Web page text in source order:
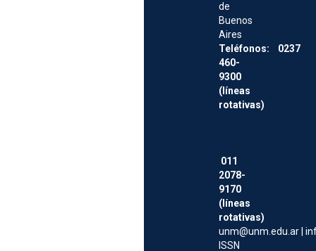
de
Buenos
Aires
Teléfonos: 0237
460-
9300
(líneas
rotativas)
011
2078-
9170
(líneas
rotativas)
unm@unm.edu.ar |
ISSN